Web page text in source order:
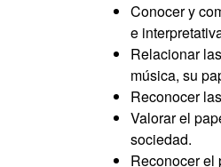
Conocer y
e
Relacionar
música, su
Reconocer
Valorar el
sociedad.
Reconocer el